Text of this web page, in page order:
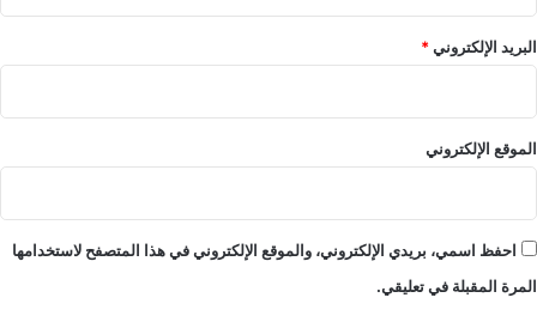
البريد الإلكتروني*
الموقع الإلكتروني
احفظ اسمي، بريدي الإلكتروني، والموقع الإلكتروني في هذا المتصفح لاستخدامها
المرة المقبلة في تعليقي.